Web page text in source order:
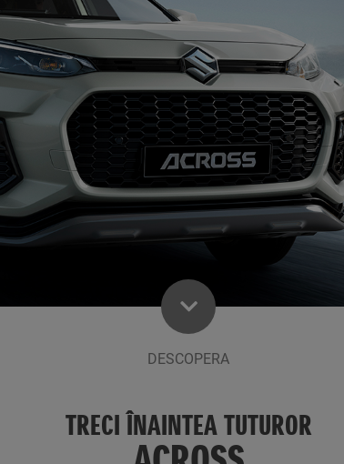
DESCOPERA
TRECI ÎNAINTEA TUTUROR